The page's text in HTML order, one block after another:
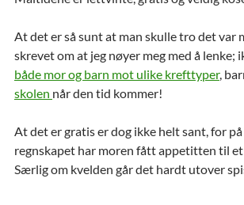
At det er så sunt at man skulle tro det var
skrevet om at jeg nøyer meg med å lenke;
både mor og barn mot ulike krefttyper,
skolen når den tid kommer!
At det er gratis er dog ikke helt sant, for
regnskapet har moren fått appetitten til
Særlig om kvelden går det hardt utover